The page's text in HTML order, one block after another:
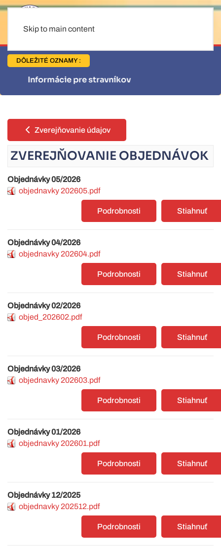
Skip to main content
DÔLEŽITÉ OZNAMY :
Informácie pre stravníkov
Zverejňovanie údajov
ZVEREJŇOVANIE OBJEDNÁVOK
Objednávky 05/2026
objednavky 202605.pdf
Stiahnuť
Podrobnosti
Objednávky 04/2026
objednavky 202604.pdf
Stiahnuť
Podrobnosti
Objednávky 02/2026
objed_202602.pdf
Stiahnuť
Podrobnosti
Objednávky 03/2026
objednavky 202603.pdf
Stiahnuť
Podrobnosti
Objednávky 01/2026
objednavky 202601.pdf
Stiahnuť
Podrobnosti
Objednávky 12/2025
objednavky 202512.pdf
Stiahnuť
Podrobnosti